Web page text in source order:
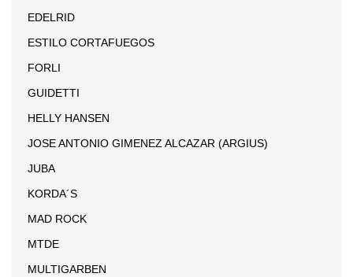
EDELRID
ESTILO CORTAFUEGOS
FORLI
GUIDETTI
HELLY HANSEN
JOSE ANTONIO GIMENEZ ALCAZAR (ARGIUS)
JUBA
KORDA´S
MAD ROCK
MTDE
MULTIGARBEN